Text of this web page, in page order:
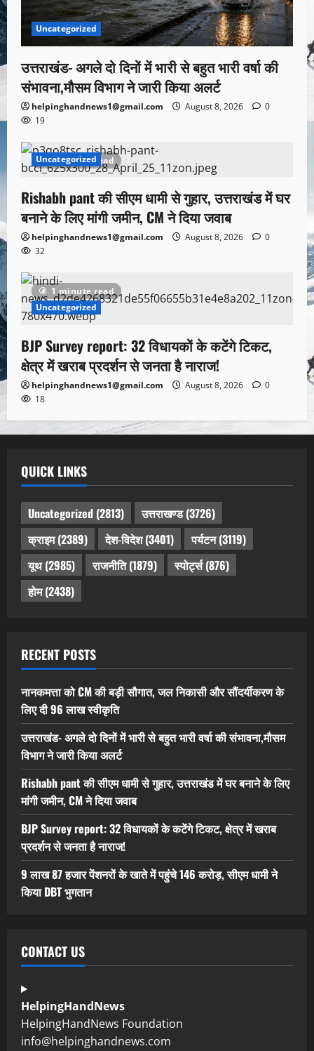
Uncategorized
उत्तराखंड- अगले दो दिनों में भारी से बहुत भारी वर्षा की
संभावना,मौसम विभाग ने जारी किया अलर्ट
helpinghandnews1@gmail.com August 8, 2026
0
19
1 minute read
Uncategorized
Rishabh pant की सीएम धामी से गुहार, उत्तराखंड में घर
बनाने के लिए मांगी जमीन, CM ने दिया जवाब
helpinghandnews1@gmail.com August 8, 2026
0
32
1 minute read
Uncategorized
BJP Survey report: 32 विधायकों के कटेंगे टिकट,
क्षेत्र में खराब प्रदर्शन से जनता है नाराज!
helpinghandnews1@gmail.com August 8, 2026
0
18
QUICK LINKS
Uncategorized (2813) उत्तराखण्ड(3726)
क्राइम(2389) देश-विदेश(3401) पर्यटन(3119)
यूथ(2985) राजनीति(1879) स्पोर्ट्स(876)
होम(2438)
RECENT POSTS
नानकमत्ता को CM की बड़ी सौगात, जल निकासी और सौंदर्यीकरण के
लिए दी 96 लाख स्वीकृति
उत्तराखंड- अगले दो दिनों में भारी से बहुत भारी वर्षा की संभावना,मौसम
विभाग ने जारी किया अलर्ट
Rishabh pant की सीएम धामी से गुहार, उत्तराखंड में घर बनाने के लिए
मांगी जमीन, CM ने दिया जवाब
BJP Survey report: 32 विधायकों के कटेंगे टिकट, क्षेत्र में खराब
प्रदर्शन से जनता है नाराज!
9 लाख 87 हजार पेंशनरों के खाते में पहुंचे 146 करोड़, सीएम धामी ने
किया DBT भुगतान
CONTACT US
HelpingHandNews
HelpingHandNews Foundation
info@helpinghandnews.com